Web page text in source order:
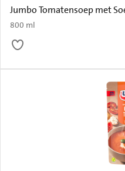
Jumbo Tomatensoep met
800 ml